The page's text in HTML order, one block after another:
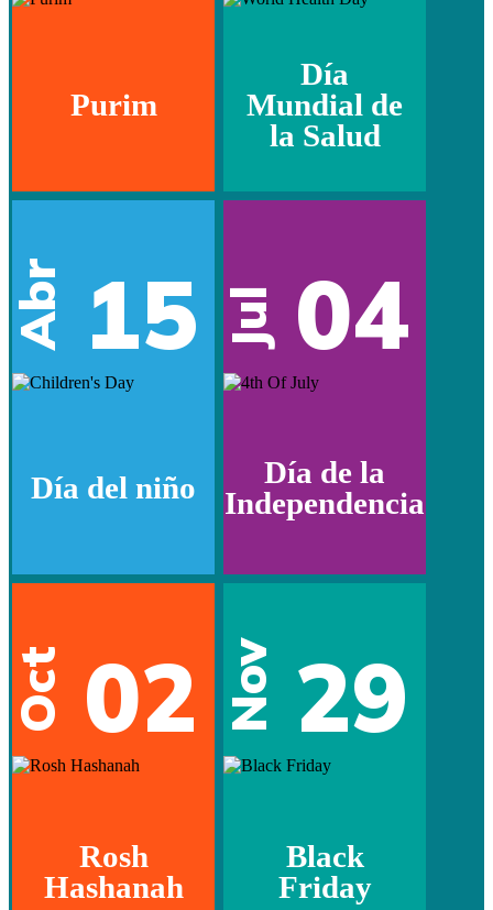
Purim
Día
Mundial de
la Salud
Abr 15
Día del niño
Jul 04
Día de la
Independencia
Oct 02
Rosh
Hashanah
Nov 29
Black
Friday